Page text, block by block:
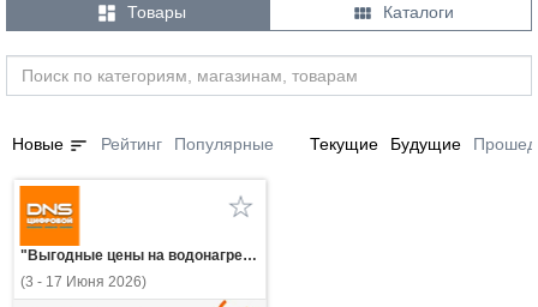
 Товары  Каталоги
Новые sort Рейтинг Популярные Текущие Будущие
"Выгодные цены на водонагреватели Ballu!"
(3 - 17 Июня 2026)